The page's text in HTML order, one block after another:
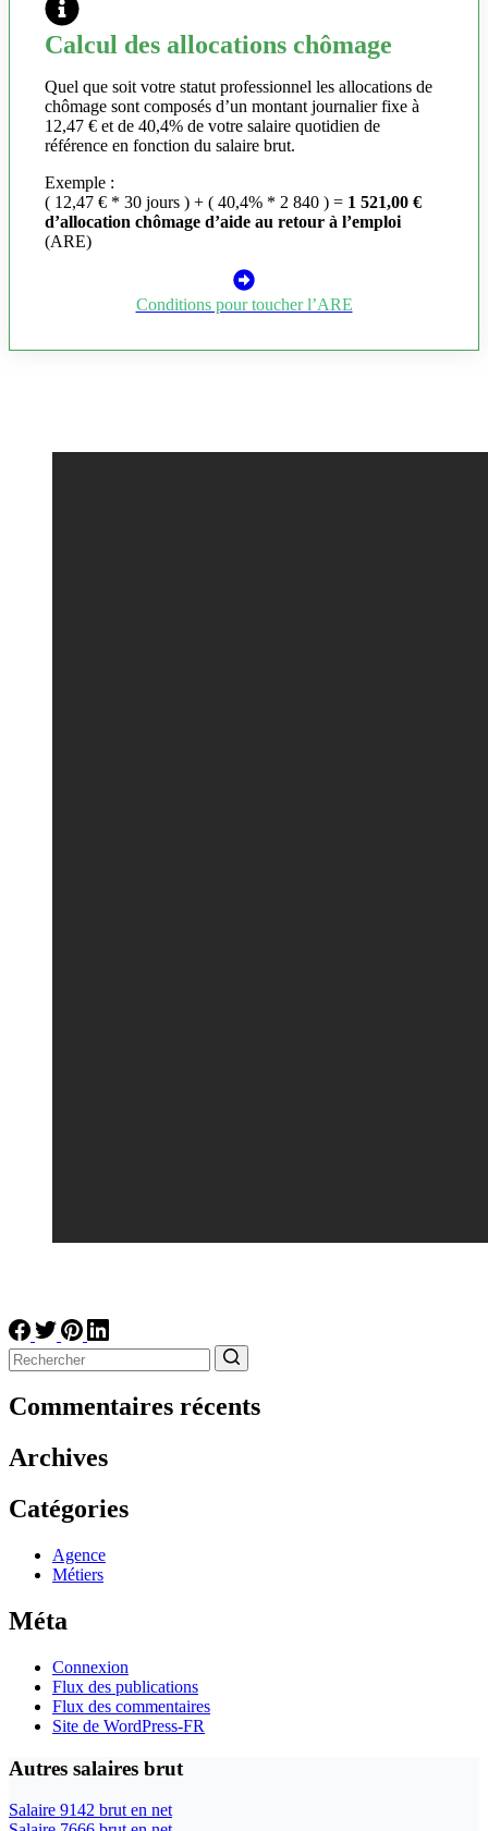
Calcul des allocations chômage
Quel que soit votre statut professionnel les allocations de
chômage sont composés d’un montant journalier fixe à
12,47 € et de 40,4% de votre salaire quotidien de
référence en fonction du salaire brut.
Exemple :
( 12,47 € * 30 jours ) + ( 40,4% * 2 840 ) = 1 521,00 €
d’allocation chômage d’aide au retour à l’emploi
(ARE)
Conditions pour toucher l’ARE
résultat
Commentaires récents
Archives
Catégories
Agence
Métiers
Méta
Connexion
Flux des publications
Flux des commentaires
Site de WordPress-FR
Autres salaires brut
Salaire 9142 brut en net